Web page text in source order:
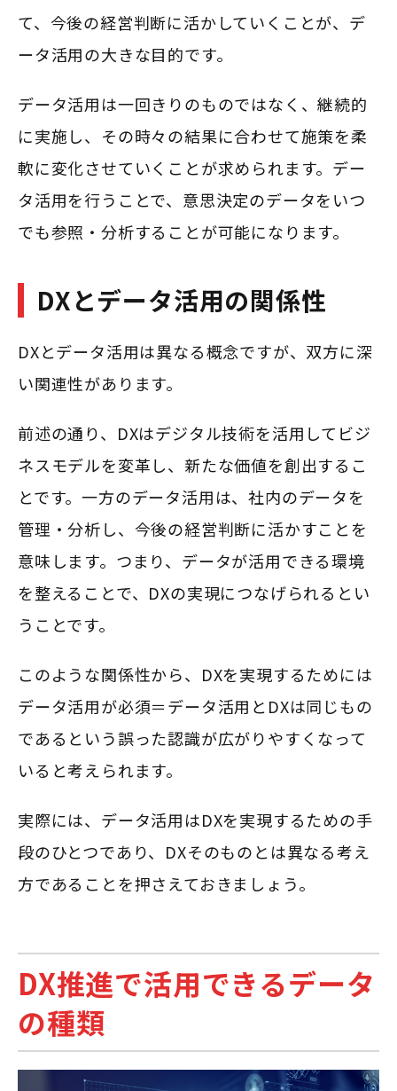
て、今後の経営判断に活かしていくことが、デ
ータ活用の大きな目的です。
データ活用は一回きりのものではなく、継続的
に実施し、その時々の結果に合わせて施策を柔
軟に変化させていくことが求められます。デー
タ活用を行うことで、意思決定のデータをいつ
でも参照・分析することが可能になります。
DXとデータ活用の関係性
DXとデータ活用は異なる概念ですが、双方に深
い関連性があります。
前述の通り、DXはデジタル技術を活用してビジ
ネスモデルを変革し、新たな価値を創出するこ
とです。一方のデータ活用は、社内のデータを
管理・分析し、今後の経営判断に活かすことを
意味します。つまり、データが活用できる環境
を整えることで、DXの実現につなげられるとい
うことです。
このような関係性から、DXを実現するためには
データ活用が必須＝データ活用とDXは同じもの
であるという誤った認識が広がりやすくなって
いると考えられます。
実際には、データ活用はDXを実現するための手
段のひとつであり、DXそのものとは異なる考え
方であることを押さえておきましょう。
DX推進で活用できるデータ
の種類